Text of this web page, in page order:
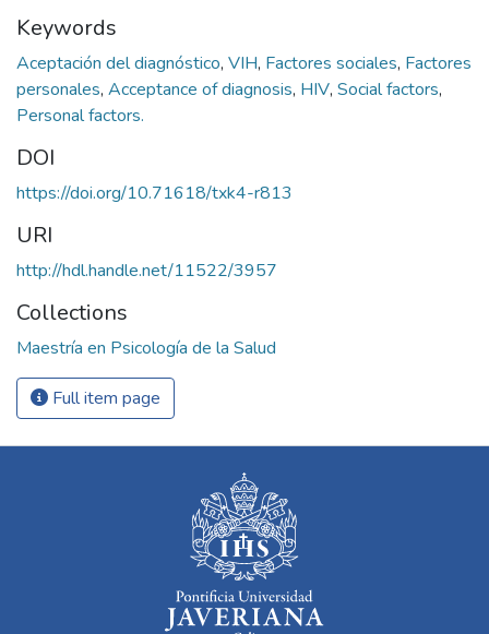
Keywords
Aceptación del diagnóstico, VIH, Factores sociales, Factores
personales, Acceptance of diagnosis, HIV, Social factors,
Personal factors.
DOI
https://doi.org/10.71618/txk4-r813
URI
http://hdl.handle.net/11522/3957
Collections
Maestría en Psicología de la Salud
Full item page